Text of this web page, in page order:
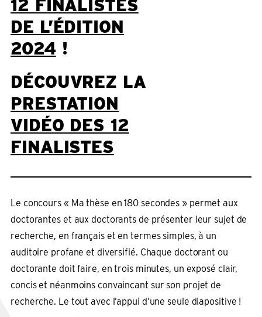
12 FINALISTES
DE L’ÉDITION
2024!
DÉCOUVREZ LA
PRESTATION
VIDÉO DES 12
FINALISTES
Le concours « Ma thèse en 180 secondes » permet aux
doctorantes et aux doctorants de présenter leur sujet de
recherche, en français et en termes simples, à un
auditoire profane et diversifié. Chaque doctorant ou
doctorante doit faire, en trois minutes, un exposé clair,
concis et néanmoins convaincant sur son projet de
recherche. Le tout avec l’appui d’une seule diapositive !